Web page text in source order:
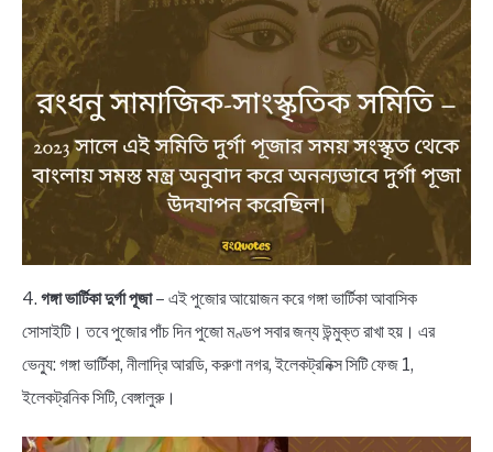
4. গঙ্গা ভার্টিকা দুর্গা পূজা– এই পুজোর আয়োজন করে গঙ্গা ভার্টিকা আবাসিক
সোসাইটি। তবে পুজোর পাঁচ দিন পুজো মণ্ডপ সবার জন্য উন্মুক্ত রাখা হয়। এর
ভেন্যু: গঙ্গা ভার্টিকা, নীলাদ্রি আরডি, করুণা নগর, ইলেকট্রনিক্স সিটি ফেজ 1,
ইলেকট্রনিক সিটি, বেঙ্গালুরু।